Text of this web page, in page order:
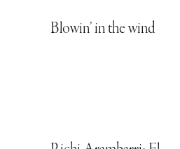
Blowin’ in the wind